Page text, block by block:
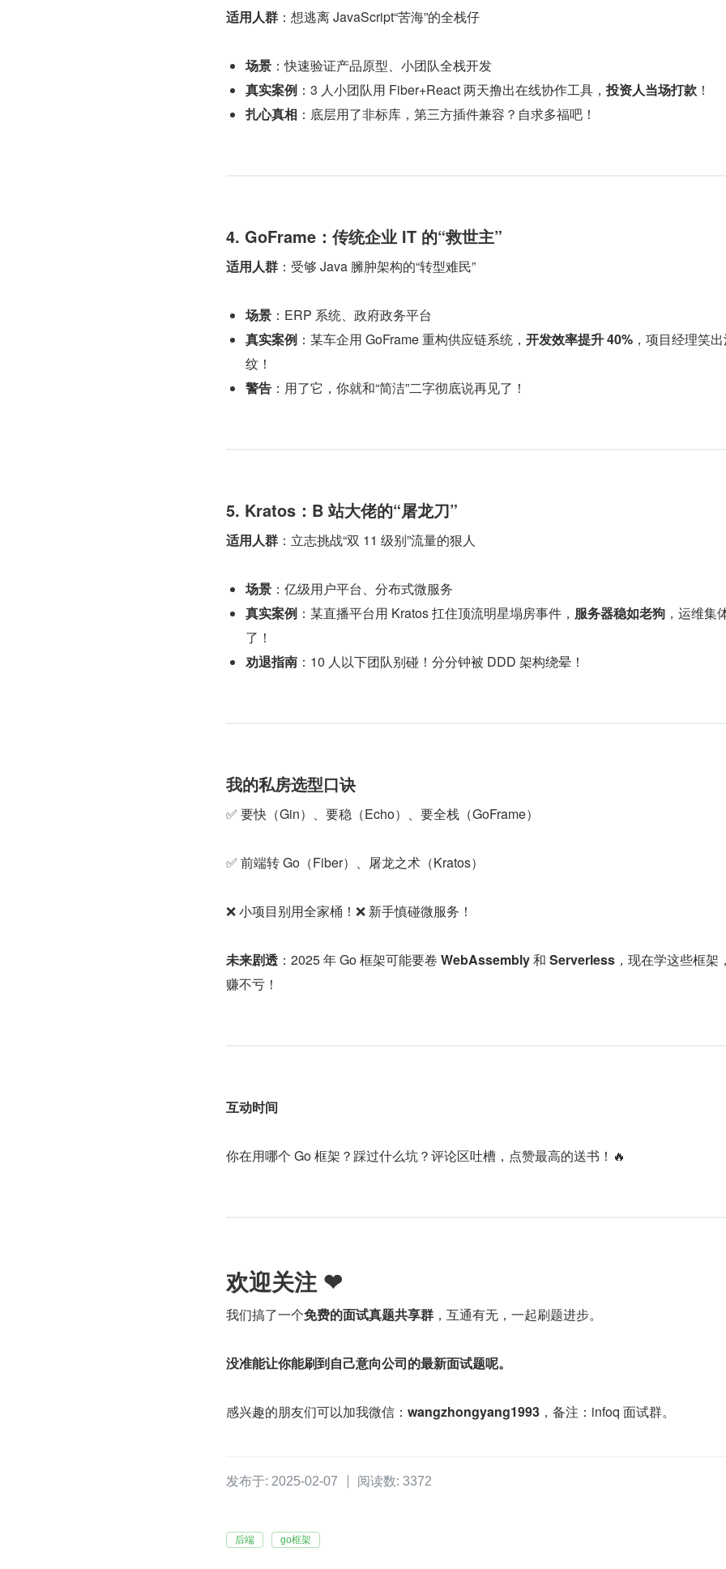
适用人群 ：想逃离 JavaScript“苦海”的全栈仔
场景 ：快速验证产品原型、小团队全栈开发
真实案例 ：3 人小团队用 Fiber+React 两天撸出在线协作工具， 投资人当场打款 ！
扎心真相 ：底层用了非标库，第三方插件兼容？自求多福吧！
4. GoFrame：传统企业 IT 的“救世主”
适用人群 ：受够 Java 臃肿架构的“转型难民”
场景 ：ERP 系统、政府政务平台
真实案例 ：某车企用 GoFrame 重构供应链系统， 开发效率提升 40% ，项目经理笑
纹！
警告 ：用了它，你就和“简洁”二字彻底说再见了！
5. Kratos：B 站大佬的“屠龙刀”
适用人群 ：立志挑战“双 11 级别”流量的狠人
场景 ：亿级用户平台、分布式微服务
真实案例 ：某直播平台用 Kratos 扛住顶流明星塌房事件， 服务器稳如老狗 ，运维集
了！
劝退指南 ：10 人以下团队别碰！分分钟被 DDD 架构绕晕！
我的私房选型口诀
✅ 要快（Gin）、要稳（Echo）、要全栈（GoFrame）
✅ 前端转 Go（Fiber）、屠龙之术（Kratos）
❌ 小项目别用全家桶！❌ 新手慎碰微服务！
未来剧透 ：2025 年 Go 框架可能要卷 WebAssembly 和 Serverless ，现在学这些框架
赚不亏！
互动时间
你在用哪个 Go 框架？踩过什么坑？评论区吐槽，点赞最高的送书！🔥
欢迎关注 ❤
我们搞了一个免费的面试真题共享群 ，互通有无，一起刷题进步。
没准能让你能刷到自己意向公司的最新面试题呢。
感兴趣的朋友们可以加我微信： wangzhongyang1993 ，备注：infoq 面试群。
发布于: 2025-02-07 阅读数: 3372
后端 go框架